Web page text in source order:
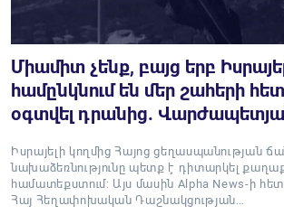
Միամիտ չենք, բայց երբ
համընկնում են մեր շահերի
օգտվել դրանից.
Իսրայելի կողմից Հայոց ցեղասպանության
նախաձեռնությունը պետք է դիտարկել
համատեքստում: Այս մասին Alpha News-ի հետ
Հայ Հեղափոխական Դաշնակցության…